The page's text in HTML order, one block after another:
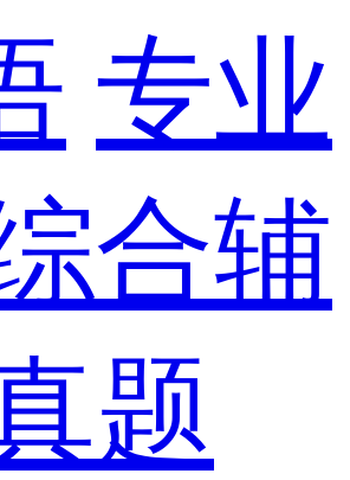
专业
合辅
题